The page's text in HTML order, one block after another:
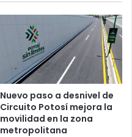
Nuevo paso a desnivel de
Circuito Potosí mejora la
movilidad en la zona
metropolitana